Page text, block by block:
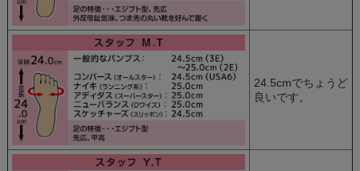
24.5cmでちょうど
良いです。